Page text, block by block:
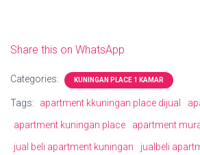
Share this on WhatsApp
Categories: KUNINGAN PLACE 1 KAMAR
Tags: apartment kkuningan place dijual
apartment kuningan place
apartment
jual beli apartment kuningan
jualbeli